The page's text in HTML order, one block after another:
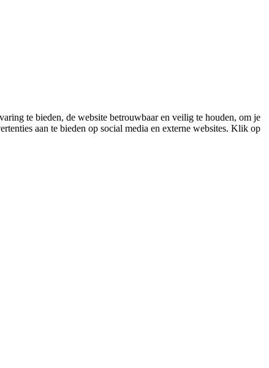
te bieden, de website betrouwbaar en veilig te houden, om je
aan te bieden op social media en externe websites. Klik op